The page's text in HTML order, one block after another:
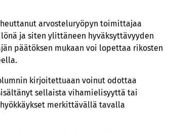
arvosteluryöpyn toimittajaa
ja siten ylittäneen hyväksyttävyyden
päätöksen mukaan voi lopettaa rikosten
kirjoitettuaan voinut odottaa
sellaista vihamielisyyttä tai
merkittävällä tavalla